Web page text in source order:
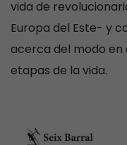
vida de
Europa del Este- y
acerca del modo en
etapas de la vida.